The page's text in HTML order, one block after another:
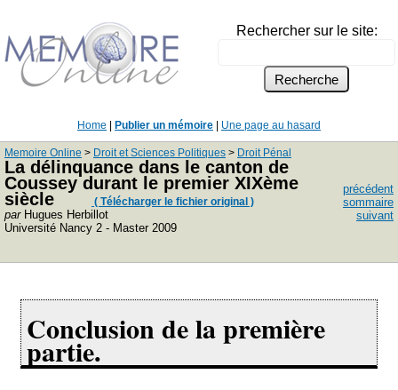
Rechercher sur le site:
Home Publier un mémoire Une page au hasard
Memoire Online > Droit et Sciences Politiques > Droit Pénal
La délinquance dans le canton de
Coussey durant le premier XIXème
siècle
( Télécharger le fichier original )
parHugues Herbillot
Université Nancy 2 - Master 2009
précédent
sommaire
suivant
Conclusion de la première
partie.